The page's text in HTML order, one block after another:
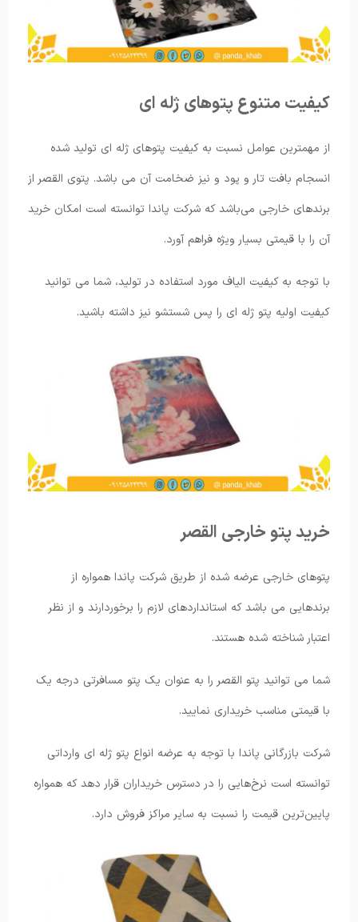
کیفیت متنوع پتوهای ژله ای
از مهمترین عوامل نسبت به کیفیت پتوهای ژله ای تولید شده
انسجام بافت تار و پود و نیز ضخامت آن می باشد. پتوی القصر از
برندهای خارجی می‌باشد که شرکت پاندا توانسته است امکان خرید
آن را با قیمتی بسیار ویژه فراهم آورد.
با توجه به کیفیت الیاف مورد استفاده در تولید، شما می توانید
کیفیت اولیه پتو ژله ای را پس شستشو نیز داشته باشید.
خرید پتو خارجی القصر
پتوهای خارجی عرضه شده از طریق شرکت پاندا همواره از
برندهایی می باشد که استانداردهای لازم را برخوردارند و از نظر
اعتبار شناخته شده هستند.
شما می توانید پتو القصر را به عنوان یک پتو مسافرتی درجه یک
با قیمتی مناسب خریداری نمایید.
شرکت بازرگانی پاندا با توجه به عرضه انواع پتو ژله ای وارداتی
توانسته است نرخ‌هایی را در دسترس خریداران قرار دهد که همواره
پایین‌ترین قیمت را نسبت به سایر مراکز فروش دارد.